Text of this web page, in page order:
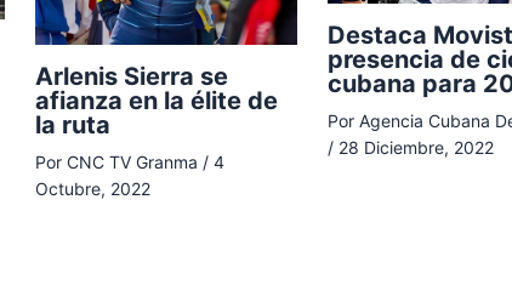
Arlenis Sierra se
afianza en la élite de
la ruta
Por CNC TV Granma / 4
Octubre, 2022
Destaca
presencia de
cubana para
Por Agencia Cubana
/ 28 Diciembre, 2022